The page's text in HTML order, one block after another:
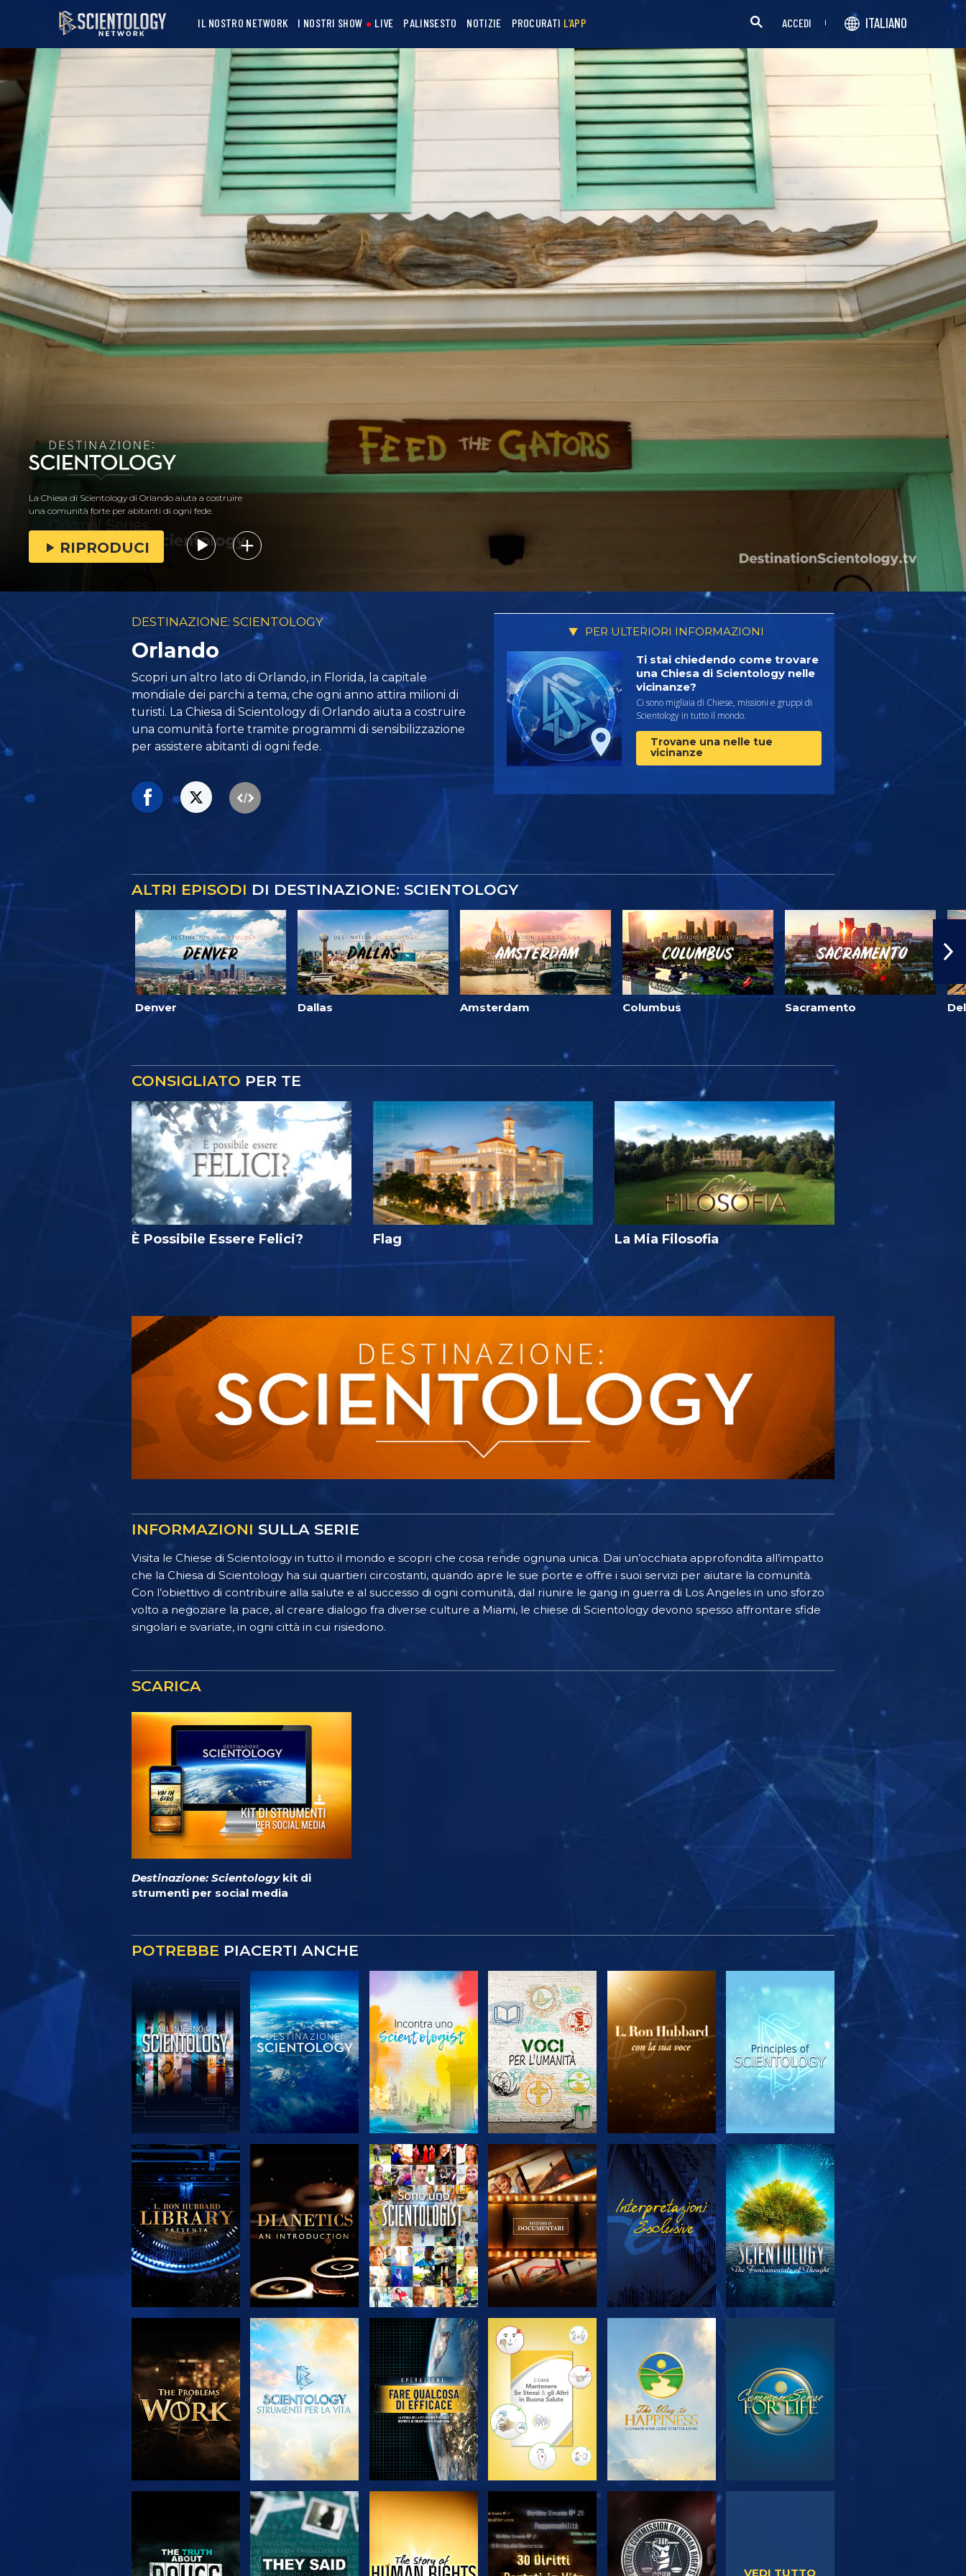
IL NOSTRO NETWORK I NOSTRI SHOW LIVE PALINSESTO NOTIZIE PROCURATI L’APP ACCEDI ITALIANO
La Chiesa di Scientology di Orlando aiuta a costruire
una comunità forte per abitanti di ogni fede.
RIPRODUCI
DESTINAZIONE: SCIENTOLOGY
Orlando
Scopri un altro lato di Orlando, in Florida, la capitale
mondiale dei parchi a tema, che ogni anno attira milioni di
turisti. La Chiesa di Scientology di Orlando aiuta a costruire
una comunità forte tramite programmi di sensibilizzazione
per assistere abitanti di ogni fede.
PER ULTERIORI INFORMAZIONI
Ti stai chiedendo come trovare
una Chiesa di Scientology nelle
vicinanze?
Ci sono migliaia di Chiese, missioni e gruppi di
Scientology in tutto il mondo.
Trovane una nelle tue
vicinanze
ALTRI EPISODI DI DESTINAZIONE: SCIENTOLOGY
Denver Dallas Amsterdam Columbus Sacramento
CONSIGLIATO PER TE
È Possibile Essere Felici? Flag La Mia Filosofia
INFORMAZIONI SULLA SERIE
Visita le Chiese di Scientology in tutto il mondo e scopri che cosa rende ognuna unica. Dai un’occhiata approfondita all’impatto
che la Chiesa di Scientology ha sui quartieri circostanti, quando apre le sue porte e offre i suoi servizi per aiutare la comunità.
Con l’obiettivo di contribuire alla salute e al successo di ogni comunità, dal riunire le gang in guerra di Los Angeles in uno sforzo
volto a negoziare la pace, al creare dialogo fra diverse culture a Miami, le chiese di Scientology devono spesso affrontare sfide
singolari e svariate, in ogni città in cui risiedono.
SCARICA
Destinazione: Scientologykit di
strumenti per social media
POTREBBE PIACERTI ANCHE
ESPLORA LE
SERIE
ESPLORA LE
SERIE
ESPLORA LE
SERIE
ESPLORA LE
SERIE
ESPLORA LE
SERIE
GUARDA
ESPLORA LE
SERIE
GUARDA
ESPLORA LE
SERIE
ESPLORA LE
SERIE
ESPLORA LE
SERIE
GUARDA GUARDA GUARDA GUARDA
VEDI TUTTO